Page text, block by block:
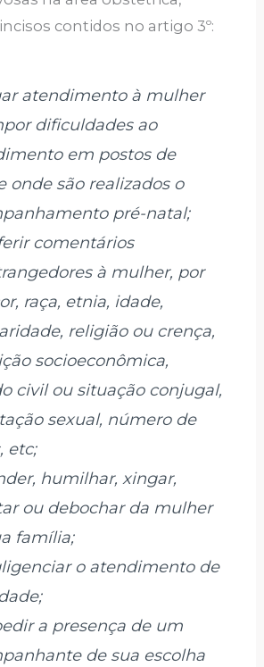
contidos no artigo 3º:
atendimento à mulher
dificuldades ao
em postos de
onde são realizados o
pré-natal;
comentários
à mulher, por
raça, etnia, idade,
religião ou crença,
socioeconômica,
civil ou situação conjugal,
sexual, número de
etc;
humilhar, xingar,
ou debochar da mulher
família;
o atendimento de
a presença de um
de sua escolha